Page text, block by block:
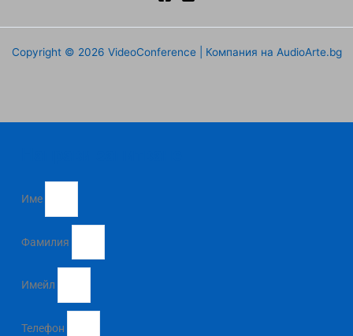
Copyright © 2026 VideoConference | Компания на AudioArte.bg
Име
Фамилия
Имейл
Телефон